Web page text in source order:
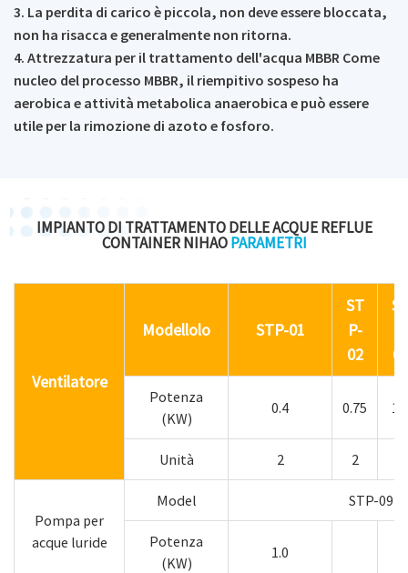
3. La perdita di carico è piccola, non deve essere bloccata,
non ha risacca e generalmente non ritorna.
4. Attrezzatura per il trattamento dell'acqua MBBR Come
nucleo del processo MBBR, il riempitivo sospeso ha
aerobica e attività metabolica anaerobica e può essere
utile per la rimozione di azoto e fosforo.
IMPIANTO DI TRATTAMENTO DELLE ACQUE REFLUE
CONTAINER NIHAOPARAMETRI
Ventilatore
Modellolo STP-01
ST
P-
02
03
Potenza
(KW)
0.4 0.75 1.5
Unità 2 2
Pompa per
acque luride
Model STP-09
Potenza
(KW)
1.0